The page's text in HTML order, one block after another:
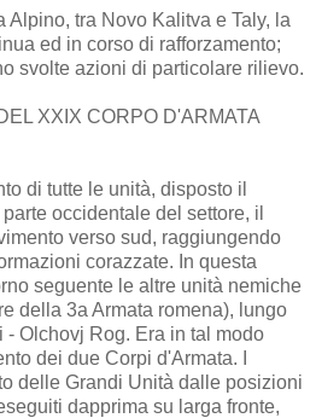
Alpino, tra Novo Kalitva e Taly, la
ed in corso di rafforzamento;
svolte azioni di particolare rilievo.
XXIX CORPO D'ARMATA
di tutte le unità, disposto il
occidentale del settore, il
verso sud, raggiungendo
corazzate. In questa
seguente le altre unità nemiche
della 3a Armata romena), lungo
- Olchovj Rog. Era in tal modo
dei due Corpi d'Armata. I
delle Grandi Unità dalle posizioni
dapprima su larga fronte,